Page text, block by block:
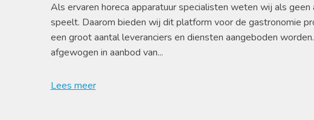
Als ervaren horeca apparatuur specialisten weten wij als geen
speelt. Daarom bieden wij dit platform voor de gastronomie
een groot aantal leveranciers en diensten aangeboden
afgewogen in aanbod van...
Lees meer